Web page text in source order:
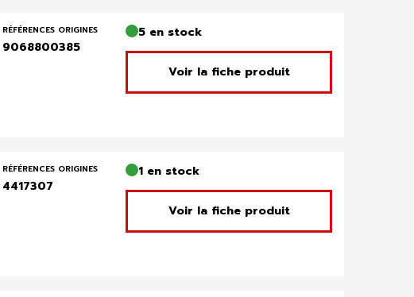
RÉFÉRENCES ORIGINES
9068800385
5 en stock
Voir la fiche produit
RÉFÉRENCES ORIGINES
4417307
1 en stock
Voir la fiche produit